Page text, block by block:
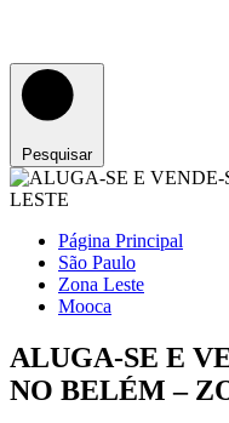
Pesquisar
Página Principal
São Paulo
Zona Leste
Mooca
ALUGA-SE E
NO BELÉM –